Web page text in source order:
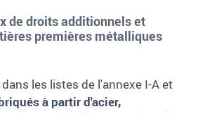
de droits additionnels et
premières métalliques
les listes de l'annexe I-A et
à partir d'acier,